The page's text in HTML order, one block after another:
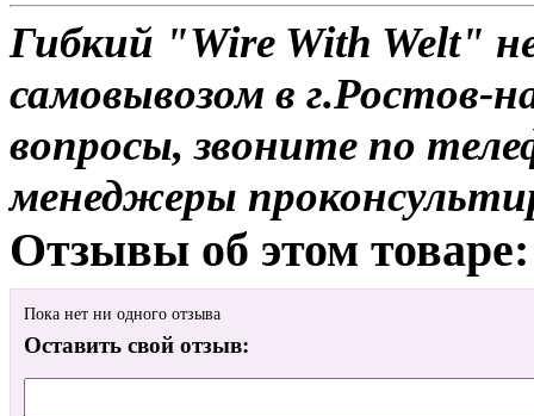
Гибкий "Wire With Welt"
самовывозом в г.Ростов-
вопросы, звоните по
менеджеры
Отзывы об этом товаре:
Пока нет ни одного отзыва
Оставить свой отзыв: